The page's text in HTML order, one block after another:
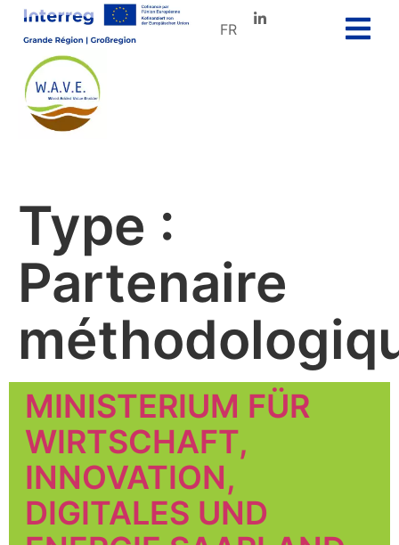
FR
Type :
Partenaire
MINISTERIUM FÜR
WIRTSCHAFT,
INNOVATION,
DIGITALES UND